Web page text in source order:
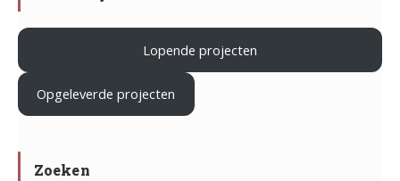
.
werkbezoek
Lopende projecten
Opgeleverde projecten
Zoeken